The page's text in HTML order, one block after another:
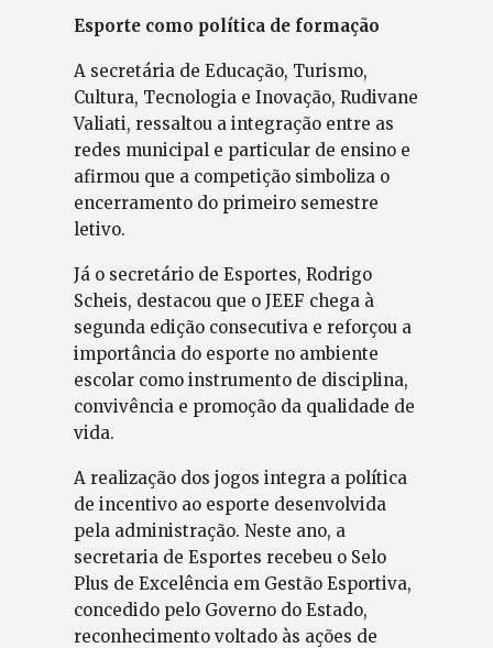
Esporte como política de formação
A secretária de Educação, Turismo,
Cultura, Tecnologia e Inovação, Rudivane
Valiati, ressaltou a integração entre as
redes municipal e particular de ensino e
afirmou que a competição simboliza o
encerramento do primeiro semestre
letivo.
Já o secretário de Esportes, Rodrigo
Scheis, destacou que o JEEF chega à
segunda edição consecutiva e reforçou a
importância do esporte no ambiente
escolar como instrumento de disciplina,
convivência e promoção da qualidade de
vida.
A realização dos jogos integra a política
de incentivo ao esporte desenvolvida
pela administração. Neste ano, a
secretaria de Esportes recebeu o Selo
Plus de Excelência em Gestão Esportiva,
concedido pelo Governo do Estado,
reconhecimento voltado às ações de